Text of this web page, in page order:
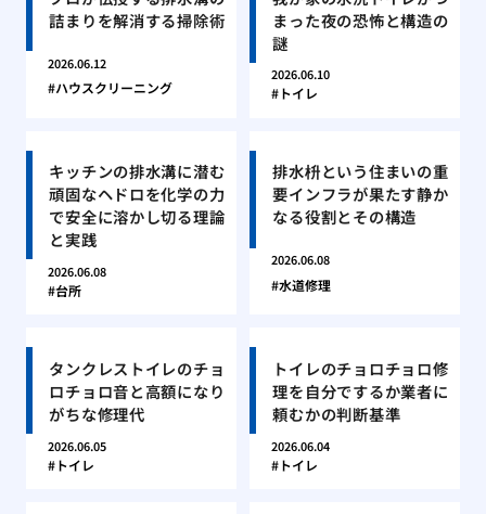
詰まりを解消する掃除術
2026.06.12
ハウスクリーニング
まった夜の恐怖と構造の
謎
2026.06.10
トイレ
キッチンの排水溝に潜む
頑固なヘドロを化学の力
で安全に溶かし切る理論
と実践
2026.06.08
台所
排水枡という住まいの重
要インフラが果たす静か
なる役割とその構造
2026.06.08
水道修理
タンクレストイレのチョ
ロチョロ音と高額になり
がちな修理代
2026.06.05
トイレ
トイレのチョロチョロ修
理を自分でするか業者に
頼むかの判断基準
2026.06.04
トイレ